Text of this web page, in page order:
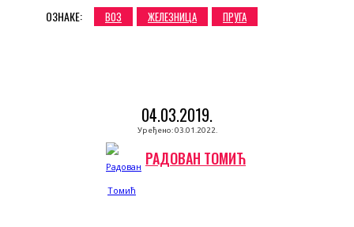
ОЗНАКЕ: ВОЗ ЖЕЛЕЗНИЦА ПРУГА
04.03.2019.
Уређено: 03.01.2022.
РАДОВАН ТОМИЋ